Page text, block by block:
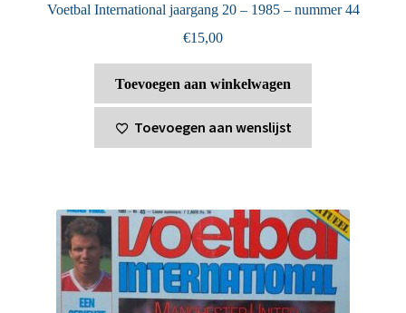
Voetbal International jaargang 20 – 1985 – nummer 44
€15,00
Toevoegen aan winkelwagen
Toevoegen aan wenslijst